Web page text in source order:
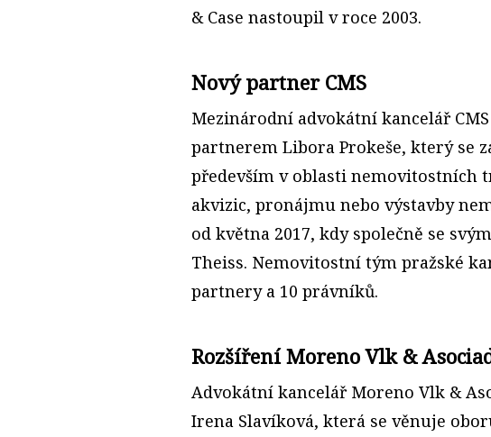
& Case nastoupil v roce 2003.
Nový partner CMS
Mezinárodní advokátní kancelář
partnerem Libora Prokeše, který se
především v oblasti nemovitostních
akvizic, pronájmu nebo výstavby
od května 2017, kdy společně se
Theiss. Nemovitostní tým pražské
partnery a 10 právníků.
Rozšíření Moreno Vlk &
Advokátní kancelář Moreno Vlk &
Irena Slavíková, která se věnuje